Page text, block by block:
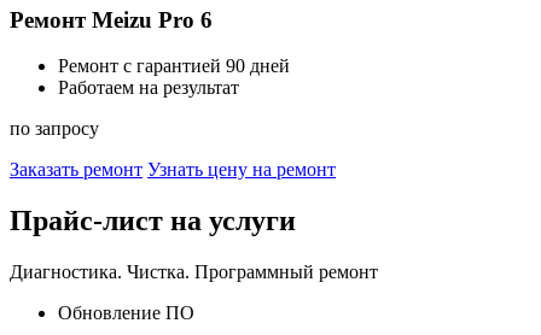
Ремонт Meizu Pro 6
Ремонт с гарантией 90 дней
Работаем на результат
по запросу
Заказать ремонт Узнать цену на ремонт
Прайс-лист на услуги
Диагностика. Чистка. Программный ремонт
Обновление ПО